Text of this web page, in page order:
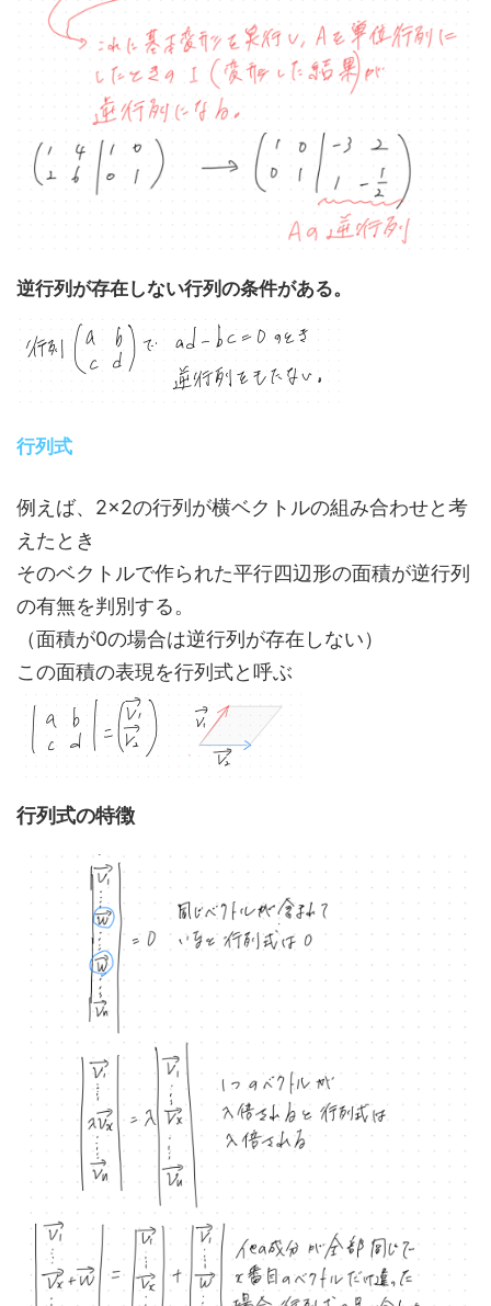
逆行列が存在しない行列の条件がある。
行列式
例えば、2×2の行列が横ベクトルの組み合わせと考
えたとき
そのベクトルで作られた平行四辺形の面積が逆行列
の有無を判別する。
（面積が0の場合は逆行列が存在しない）
この面積の表現を行列式と呼ぶ
行列式の特徴